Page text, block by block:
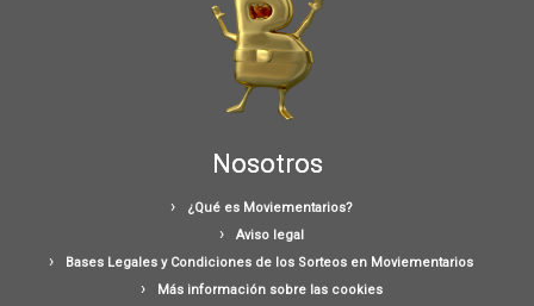
Nosotros
¿Qué es Moviementarios?
Aviso legal
Bases Legales y Condiciones de los Sorteos en Moviementarios
Más información sobre las cookies